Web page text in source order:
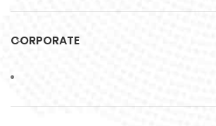
CORPORATE